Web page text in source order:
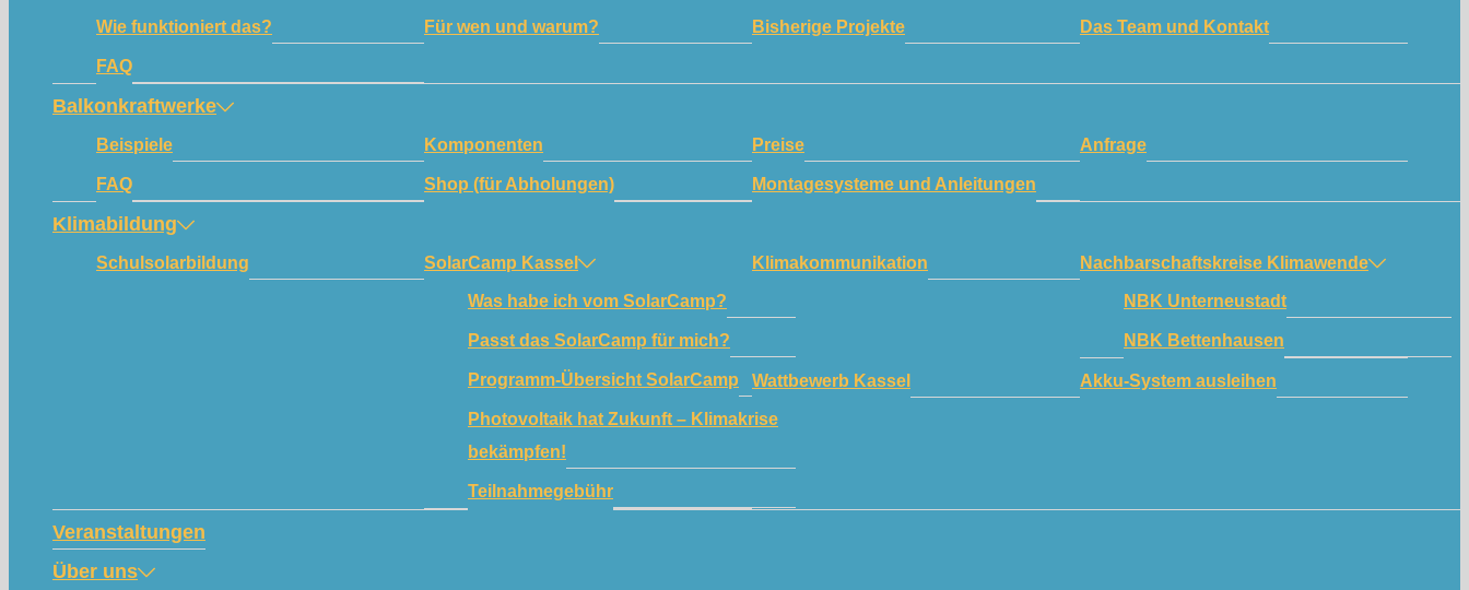
Wie funktioniert das? Für wen und warum? Bisherige Projekte Das Team und Kontakt
FAQ
Balkonkraftwerke
Beispiele Komponenten Preise Anfrage
FAQ Shop (für Abholungen) Montagesysteme und Anleitungen
Klimabildung
Schulsolarbildung SolarCamp Kassel
Was habe ich vom SolarCamp?
Passt das SolarCamp für mich?
Programm-Übersicht SolarCamp
Photovoltaik hat Zukunft – Klimakrise
bekämpfen!
Teilnahmegebühr
Klimakommunikation Nachbarschaftskreise Klimawende
NBK Unterneustadt
NBK Bettenhausen
Wattbewerb Kassel Akku-System ausleihen
Veranstaltungen
Über uns